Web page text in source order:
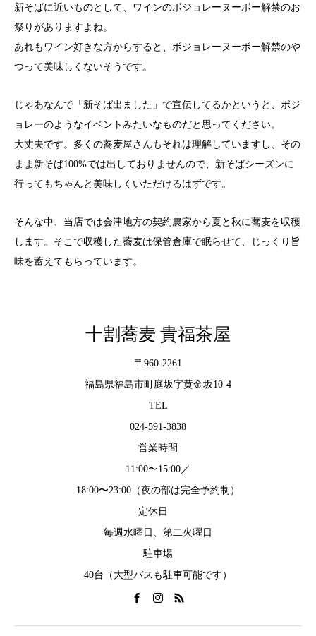
新そばに近いものとして、ワインのボジョレーヌーボー解禁のお
祭りがありますよね。
あれもワイン好きな方からすると、ボジョレーヌーボー解禁のや
つって美味しくないそうです。
じゃあなんで「新そば出ました」で宣伝してるかというと、ボジ
ョレーのようなイベントみたいなものだと思ってください。
大丈夫です。多くの蕎麦屋さんもそれは理解していますし、その
まま新そば100%では出しておりませんので、新そばシーズンに
行ってもちゃんと美味しくいただけるはずです。
そんな中、当店では会津地方の契約農家から夏と秋に蕎麦を収穫
します。そこで収穫した蕎麦は保管倉庫で眠らせて、じっくり旨
味を蓄えてもらっています。
十割蕎麦 貴福茶屋
〒960-2261
福島県福島市町庭坂字黄金坂10-4
TEL
024-591-3838
営業時間
11:00〜15:00／
18:00〜23:00（夜の部は完全予約制）
定休日
毎週水曜日、第二火曜日
駐車場
40台（大型バスも駐車可能です）